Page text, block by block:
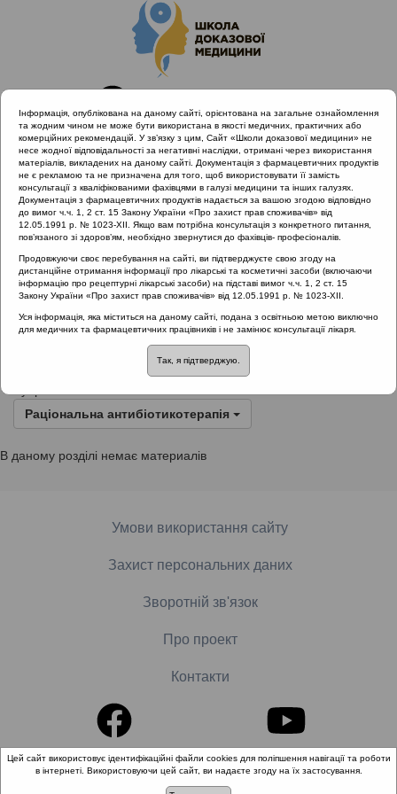
Головна
Проведені заходи
SHDM.info | Назальна алергія та гіперреактивність, в чому
різниця? Частина 2
SHDM.info | Назальна алергія та
гіперреактивність, в чому різниця?
Частина 2::Раціональна
антибіотикотерапія
Раціональна антибіотикотерапія
В даному розділі немає материалів
Умови використання сайту
Захист персональних даних
Зворотній зв'язок
Про проект
Контакти
© 2018-2026 «Школа доказової медицини». Всі права
Інформація, опублікована на даному сайті, орієнтована на загальне ознайомлення
та жодним чином не може бути використана в якості медичних, практичних або
комерційних рекомендацій. У зв’язку з цим, Сайт «Школи доказової медицини» не
несе жодної відповідальності за негативні наслідки, отримані через використання
матеріалів, викладених на даному сайті. Документація з фармацевтичних продуктів
не є рекламою та не призначена для того, щоб використовувати її замість
консультації з кваліфікованими фахівцями в галузі медицини та інших галузях.
Документація з фармацевтичних продуктів надається за вашою згодою відповідно
до вимог ч.ч. 1, 2 ст. 15 Закону України «Про захист прав споживачів» від
12.05.1991 р. № 1023-XII. Якщо вам потрібна консультація з конкретного питання,
пов’язаного зі здоров’ям, необхідно звернутися до фахівців- професіоналів.
Продовжуючи своє перебування на сайті, ви підтверджуєте свою згоду на
дистанційне отримання інформації про лікарські та косметичні засоби (включаючи
інформацію про рецептурні лікарські засоби) на підставі вимог ч.ч. 1, 2 ст. 15
Закону України «Про захист прав споживачів» від 12.05.1991 р. № 1023-XII.
Уся інформація, яка міститься на даному сайті, подана з освітньою метою виключно
для медичних та фармацевтичних працівників і не замінює консультації лікаря.
Так, я підтверджую.
Цей сайт використовує ідентифікаційні файли cookies для поліпшення навігації та роботи
в інтернеті. Використовуючи цей сайт, ви надаєте згоду на їх застосування.